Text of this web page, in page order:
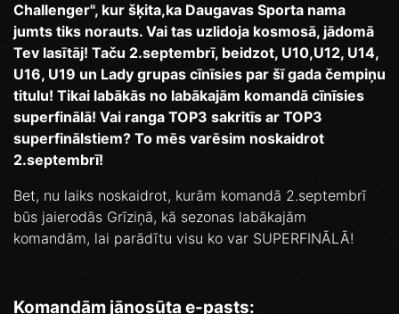
Challenger", kur šķita,ka Daugavas Sporta nama
jumts tiks norauts. Vai tas uzlidoja kosmosā, jādomā
Tev lasītāj! Taču 2.septembrī, beidzot, U10,U12, U14,
U16, U19 un Lady grupas cīnīsies par šī gada čempiņu
titulu! Tikai labākās no labākajām komandā cīnīsies
superfinālā! Vai ranga TOP3 sakritīs ar TOP3
superfinālstiem? To mēs varēsim noskaidrot
2.septembrī!
Bet, nu laiks noskaidrot, kurām komandā 2.septembrī
būs jaierodās Grīziņā, kā sezonas labākajām
komandām, lai parādītu visu ko var SUPERFINĀLĀ!
Komandām jānosūta e-pasts: